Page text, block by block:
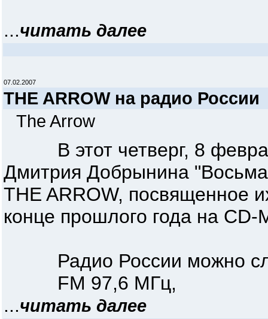
...читать далее
07.02.2007
THE ARROW на радио России
The Arrow
В этот четверг, 8
Дмитрия Добрынина
THE ARROW, посвященное
конце прошлого года на CD-
Радио России можно
FM 97,6 МГц,
...читать далее